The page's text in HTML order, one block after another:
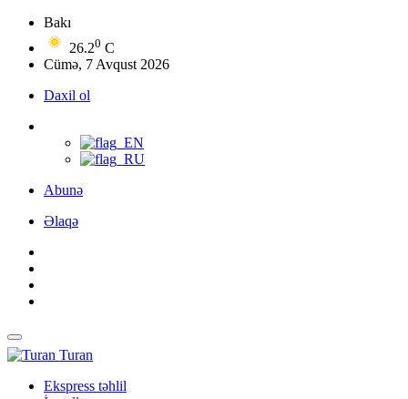
Bakı
26.20 C
Cümə, 7 Avqust 2026
Daxil ol
Abunə
Əlaqə
Turan
Ekspress təhlil